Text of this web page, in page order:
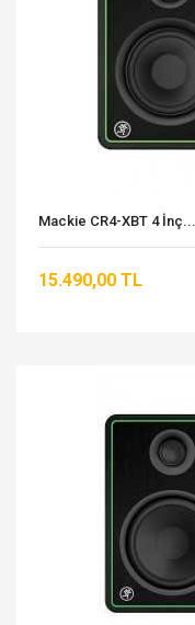
Mackie CR4-XBT 4 İnç...
15.490,00 TL